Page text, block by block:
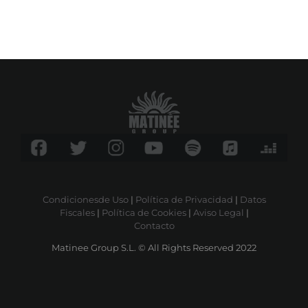
Condicionesde Uso| Política de Privacidad | Datos
Fiscales| Política de Cookies| Aviso Legal |
Contacto
Matinee Group S.L. © All Rights Reserved 2022